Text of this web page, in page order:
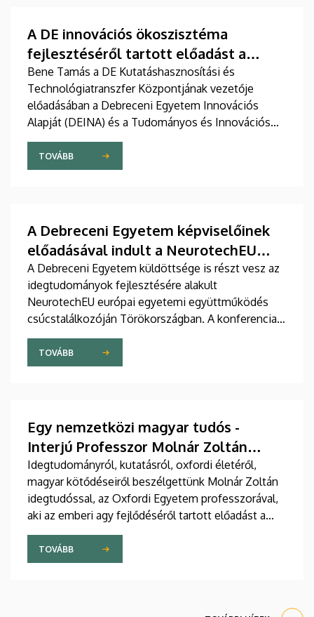
szerepe és jövőbeli teljes körű reintegrációja
mellett.
A DE innovációs ökoszisztéma
fejlesztéséről tartott előadást a
magyar delegáció a NeurotechEU
konferenciáján
Bene Tamás a DE Kutatáshasznosítási és
Technológiatranszfer Központjának vezetője
előadásában a Debreceni Egyetem Innovációs
Alapját (DEINA) és a Tudományos és Innovációs
Parkját mutatta be.
TOVÁBB
A Debreceni Egyetem képviselőinek
előadásával indult a NeurotechEU
konferenciájának első napja
A Debreceni Egyetem küldöttsége is részt vesz az
idegtudományok fejlesztésére alakult
NeurotechEU európai egyetemi együttműködés
csúcstalálkozóján Törökországban. A konferencia
első napja Novák Emil előadásával indult.
TOVÁBB
Egy nemzetközi magyar tudós -
Interjú Professzor Molnár Zoltán
idegkutatóval
Idegtudományról, kutatásról, oxfordi életéről,
magyar kötődéseiről beszélgettünk Molnár Zoltán
idegtudóssal, az Oxfordi Egyetem professzorával,
aki az emberi agy fejlődéséről tartott előadást a
Debreceni Egyetemen.
TOVÁBB